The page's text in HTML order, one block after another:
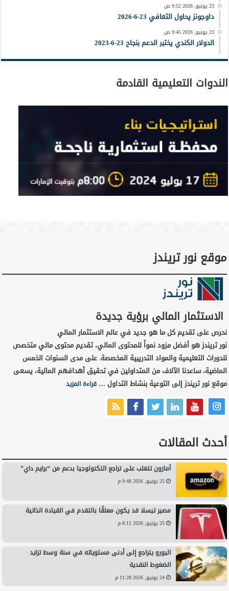
23 يونيو, 2026 9:52 ص
داوجونز يحاول التعافي 23-6-2026
23 يونيو, 2026 9:45 ص
الدولار الكندي يختبر الدعم بنجاح 23-6-2023
الندوات التعليمية القادمة
موقع نور تريندز
الاستثمار المالي برؤية جديدة
نحرص على تقديم كل ما هو جديد في عالم الاستثمار المالي
نور تريندز هو أفضل مزود نمواً للمحتوى المالي، تقديم محتوى مالي متخصص
للدورات التعليمية والمواد التدريبية المخصصة. على مدى السنوات الخمس
الماضية، ساعدنا الآلاف من المتداولين في تحقيق أهدافهم المالية، يسعى
موقع نور تريندز إلى التوعية بنشاط التداول …قراءة المزيد
أحدث المقالات
أمازون تتغلب على تراجع التكنولوجيا بدعم من “برايم داي”
25 يونيو, 2026 9:48 م
مصير تيسلا قد يكون معلقًا بالتقدم في القيادة الذاتية
25 يونيو, 2026 8:11 م
اليورو يتراجع إلى أدنى مستوياته في سنة وسط تزايد
الضغوط النقدية
24 يونيو, 2026 11:28 م